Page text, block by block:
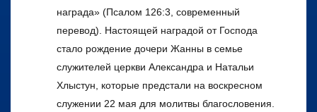
награда» (Псалом 126:3, современный
перевод). Настоящей наградой от Господа
стало рождение дочери Жанны в семье
служителей церкви Александра и Натальи
Хлыстун, которые предстали на воскресном
служении 22 мая для молитвы благословения.